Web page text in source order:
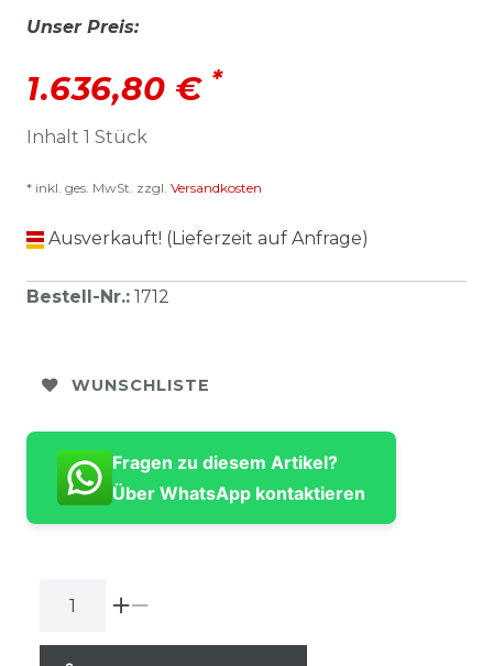
Unser Preis:
1.636,80 € *
Inhalt 1 Stück
* inkl. ges. MwSt. zzgl. Versandkosten
Ausverkauft! (Lieferzeit auf Anfrage)
Bestell-Nr.: 1712
WUNSCHLISTE
Fragen zu diesem Artikel?
Über WhatsApp kontaktieren